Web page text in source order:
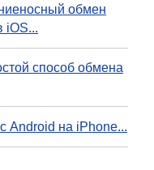
обмен
iOS...
способ обмена
Android на iPhone...